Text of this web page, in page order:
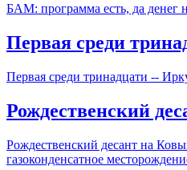
БАМ: программа есть, да денег
Первая среди
Первая среди тринадцати --
Рождественский
Рождественский десант на
газоконденсатное